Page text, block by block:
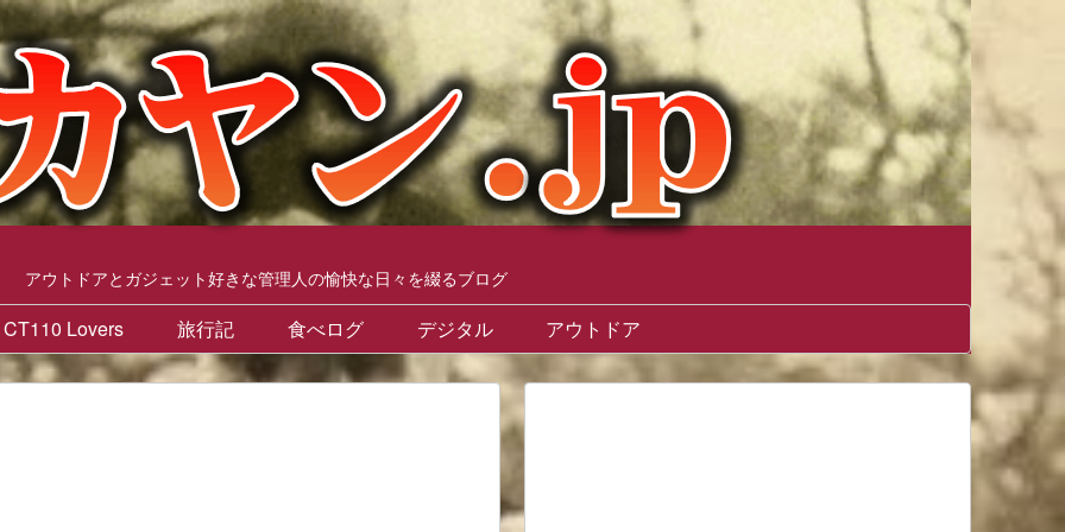
アウトドアとガジェット好きな管理人の愉快な日々を綴るブログ
CT110 Lovers 旅行記 食べログ デジタル アウトドア